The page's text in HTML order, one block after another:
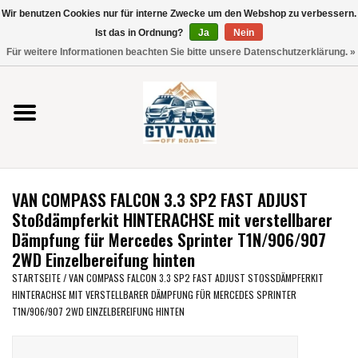
Verwende
die
nach
oben
und
unten,
verfügbare
Ergebnis
auszuwählen.
Drücke
die
Eingabetaste,
um
Vito / V-Klasse 447
Viano /Vito 639
VW T7 2025
VW T6
VW T5
VAN COMPASS FALCON 3.3 SP2 FAST ADJUST
Stoßdämpferkit HINTERACHSE mit verstellbarer
Dämpfung für Mercedes Sprinter T1N/906/907
2WD Einzelbereifung hinten
STARTSEITE/VAN COMPASS FALCON 3.3 SP2 FAST ADJUST STOSSDÄMPFERKIT H
INTERACHSE MIT VERSTELLBARER DÄMPFUNG FÜR MERCEDES SPRINTER T
1N/906/907 2WD EINZELBEREIFUNG HINTEN
Wir benutzen Cookies nur für interne Zwecke um den Webshop zu verbessern.
Ist das in Ordnung?
Ja
Nein
Für weitere Informationen beachten Sie bitte unsere Datenschutzerklärung. »